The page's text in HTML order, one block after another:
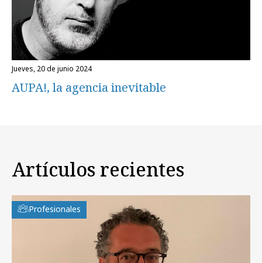
jueves, 20 de junio 2024
AUPA!, la agencia inevitable
Artículos recientes
Profesionales